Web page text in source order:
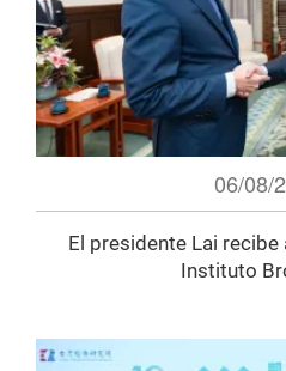
06/08/
El presidente Lai recibe
Instituto